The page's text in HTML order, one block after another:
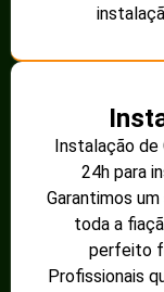
Instalação
24h para
Garantimos
toda a
perfeito
Profissionais